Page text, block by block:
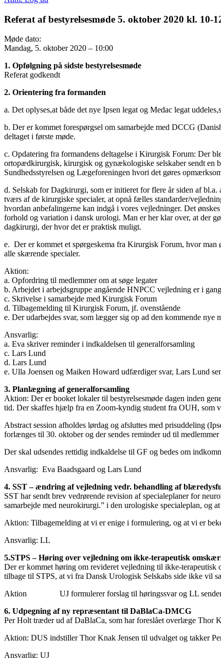
Referat af bestyrelsesmøde 5. oktober 2020 kl. 10-
Møde dato:
Mandag, 5. oktober 2020 – 10:00
1. Opfølgning på sidste bestyrelsesmøde
Referat godkendt
2. Orientering fra formanden
a. Det oplyses,at både det nye Ipsen legat og Medac legat
b. Der er kommet forespørgsel om samarbejde med DCCG
deltaget i første møde.
c. Opdatering fra formandens deltagelse i Kirurgisk Forum: Der
ortopædkirurgisk, kirurgisk og gynækologiske selskaber sendt en
Sundhedsstyrelsen og Lægeforeningen hvori det gøres
d. Selskab for Dagkirurgi, som er initieret for flere år siden af
tværs af de kirurgiske specialer, at opnå fælles standarder/
hvordan anbefalingerne kan indgå i vores vejledninger. Det
forhold og variation i dansk urologi. Man er her klar over, at der
dagkirurgi, der hvor det er praktisk muligt.
e. Der er kommet et spørgeskema fra Kirurgisk Forum, hvor
alle skærende specialer.
Aktion:
a. Opfordring til medlemmer om at søge legater
b. Arbejdet i arbejdsgruppe angående HNPCC vejledning er i gang
c. Skrivelse i samarbejde med Kirurgisk Forum
d. Tilbagemelding til Kirurgisk Forum, jf. ovenstående
e. Der udarbejdes svar, som lægger sig op ad den kommende
Ansvarlig:
a. Eva skriver reminder i indkaldelsen til generalforsamling
c. Lars Lund
d. Lars Lund
e. Ulla Joensen og Maiken Howard udfærdiger svar, Lars Lund
3. Planlægning af generalforsamling
Aktion: Der er booket lokaler til bestyrelsesmøde dagen inden
tid. Der skaffes hjælp fra en Zoom-kyndig student fra OUH, som
Abstract session afholdes lørdag og afsluttes med prisuddeling
forlænges til 30. oktober og der sendes reminder ud til
Der skal udsendes rettidig indkaldelse til GF og bedes om
Ansvarlig: Eva Baadsgaard og Lars Lund
4. SST – ændring af vejledning vedr. behandling af
SST har sendt brev vedrørende revision af specialeplaner for
samarbejde med neurokirurgi.” i den urologiske specialeplan, og
Aktion: Tilbagemelding at vi er enige i formulering, og at vi er
Ansvarlig: LL
5.STPS – Høring over vejledning om ikke-terapeutisk
Der er kommet høring om revideret vejledning til ikke-
tilbage til STPS, at vi fra Dansk Urologisk Selskabs side ikke vil
Aktion UJ formulerer forslag til høringssvar og LL sender
6. Udpegning af ny repræsentant til DaBlaCa-DMCG
Per Holt træder ud af DaBlaCa, som har foreslået overlæge Thor
Aktion: DUS indstiller Thor Knak Jensen til udvalget og takker
Ansvarlig: UJ